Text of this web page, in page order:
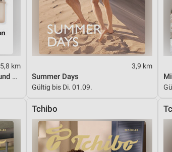
5,8 km
Diese Woche: frische Farben und Prints für zu Hause.
3,9 km
Summer Days
Gültig bis Di. 01.09.
Tchibo